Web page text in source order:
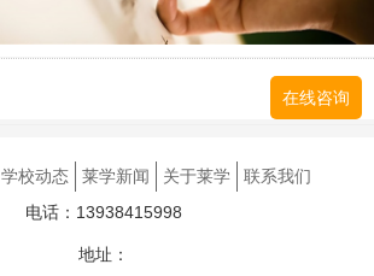
在线咨询
学校动态 莱学新闻 关于莱学
联系我们
电话：13938415998
地址：